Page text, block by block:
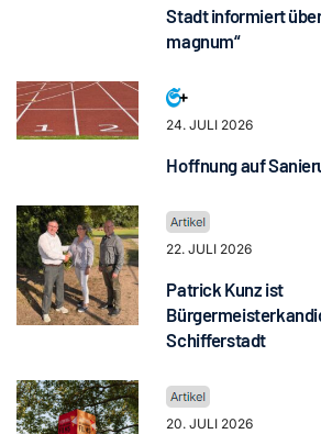
Stadt informiert
magnum“
24. JULI 2026
Hoffnung auf
22. JULI 2026
Patrick Kunz ist
Schifferstadt
20. JULI 2026